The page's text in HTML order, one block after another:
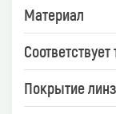
Материал
Покрытие линз